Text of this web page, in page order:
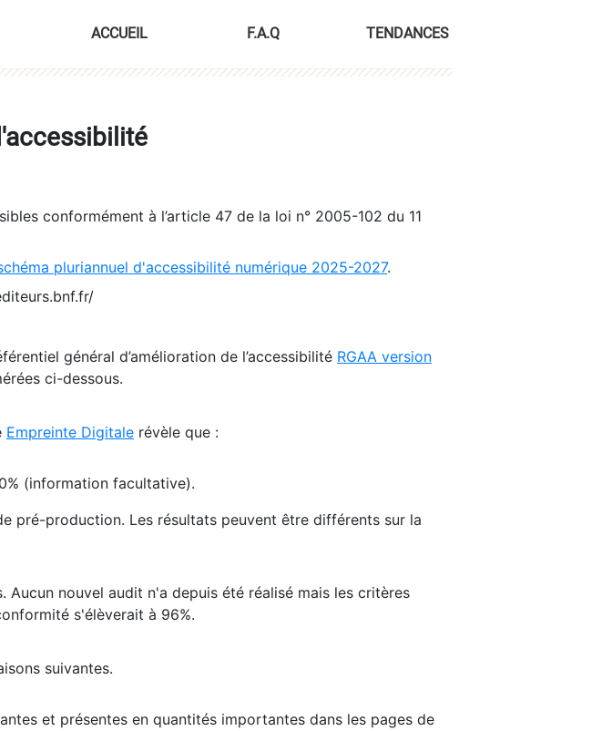
ACCUEIL F.A.Q TENDANCES
conformément à l’article 47 de la loi n° 2005-102 du 11
pluriannuel d'accessibilité numérique 2025-2027.
général d’amélioration de l’accessibilité RGAA version
ci-dessous.
Empreinte Digitale révèle que :
(information facultative).
pré-production. Les résultats peuvent être différents sur la
nouvel audit n'a depuis été réalisé mais les critères
s'élèverait à 96%.
suivantes.
et présentes en quantités importantes dans les pages de